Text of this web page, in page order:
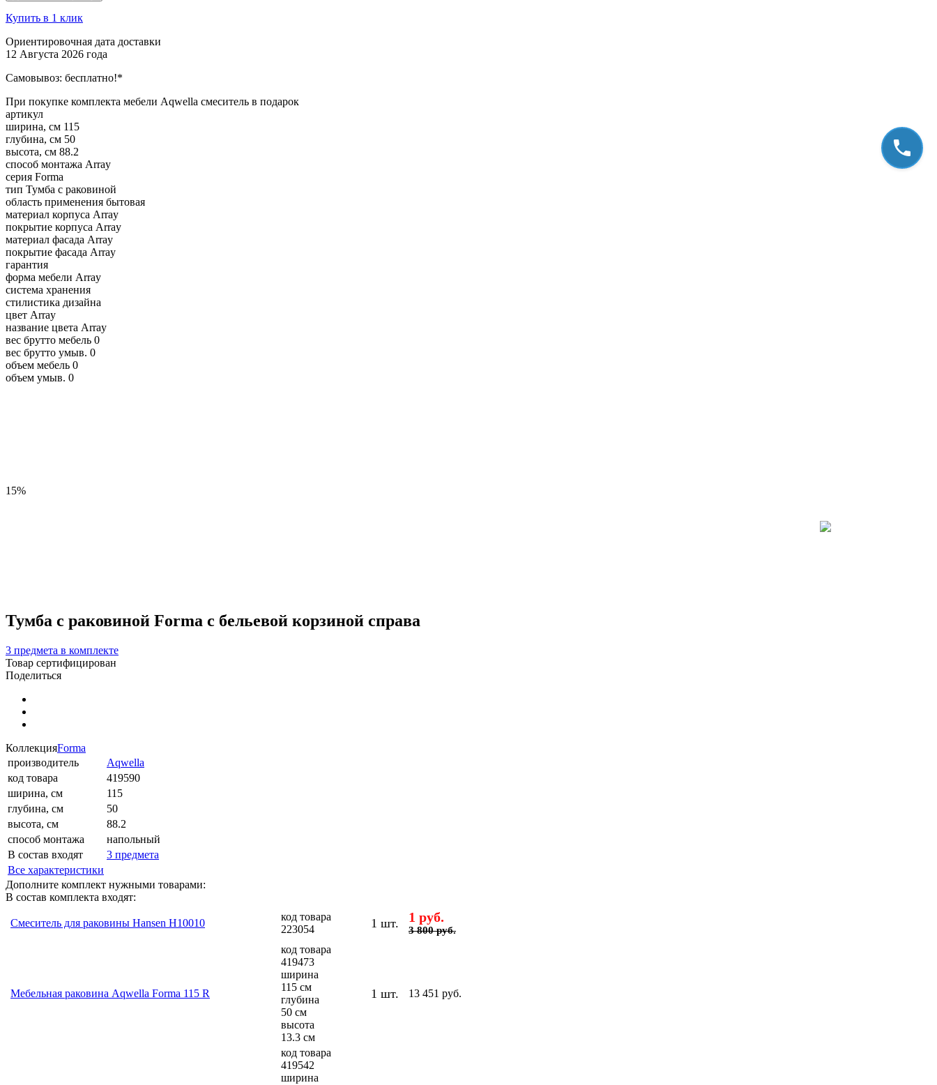
Купить в 1 клик
Ориентировочная дата доставки
12 Августа 2026 года
Самовывоз: бесплатно!*
При покупке комплекта мебели Aqwella смеситель в подарок
артикул
ширина, см 115
глубина, см 50
высота, см 88.2
способ монтажа Array
серия Forma
тип Тумба с раковиной
область применения бытовая
материал корпуса Array
покрытие корпуса Array
материал фасада Array
покрытие фасада Array
гарантия
форма мебели Array
система хранения
стилистика дизайна
цвет Array
название цвета Array
вес брутто мебель 0
вес брутто умыв. 0
объем мебель 0
объем умыв. 0
15%
Тумба с раковиной Forma с бельевой корзиной справа
3 предмета в комплекте
Товар сертифицирован
Поделиться
КоллекцияForma
производитель
Aqwella
код товара
419590
ширина, см
115
глубина, см
50
высота, см
88.2
способ монтажа
напольный
В состав входят
3 предмета
Все характеристики
Дополните комплект нужными товарами:
В состав комплекта входят:
Смеситель для раковины Hansen H10010
код товара
223054
1 шт. 1 руб.
3 800 руб.
Мебельная раковина Aqwella Forma 115 R
код товара
419473
ширина
115 см
глубина
50 см
высота
13.3 см
1 шт. 13 451 руб.
код товара
419542
ширина